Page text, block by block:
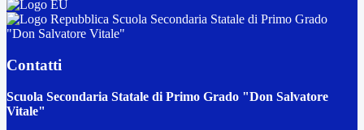
Scuola Secondaria Statale di Primo Grado
"Don Salvatore Vitale"
Contatti
Scuola Secondaria Statale di Primo Grado "Don Salvatore
Vitale"